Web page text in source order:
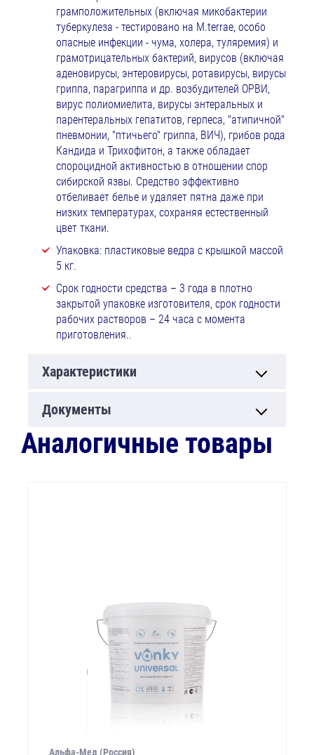
грамположительных (включая микобактерии
туберкулеза - тестировано на M.terrae, особо
опасные инфекции - чума, холера, туляремия) и
грамотрицательных бактерий, вирусов (включая
аденовирусы, энтеровирусы, ротавирусы, вирусы
гриппа, парагриппа и др. возбудителей ОРВИ,
вирус полиомиелита, вирусы энтеральных и
парентеральных гепатитов, герпеса, "атипичной"
пневмонии, "птичьего" гриппа, ВИЧ), грибов рода
Кандида и Трихофитон, а также обладает
спороцидной активностью в отношении спор
сибирской язвы. Средство эффективно
отбеливает белье и удаляет пятна даже при
низких температурах, сохраняя естественный
цвет ткани.
Упаковка: пластиковые ведра с крышкой массой
5 кг.
Срок годности средства – 3 года в плотно
закрытой упаковке изготовителя, срок годности
рабочих растворов – 24 часа с момента
приготовления..
Характеристики
Документы
Аналогичные товары
Альфа-Мед (Россия)